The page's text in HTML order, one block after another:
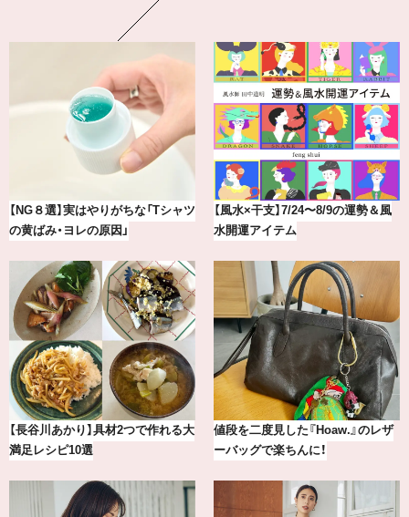
最新版！東京都内のおしゃれな朝活
カフェ＆モーニング9選
【BAILA×OMO】ウオズミアミ描き
下ろし！金沢の旅リスト
【2026年8月】鏡リュウジの12星座
別占い
冷凍宅配食【nosh-ナッシュ】で叶
える、がんばる私の「がん…